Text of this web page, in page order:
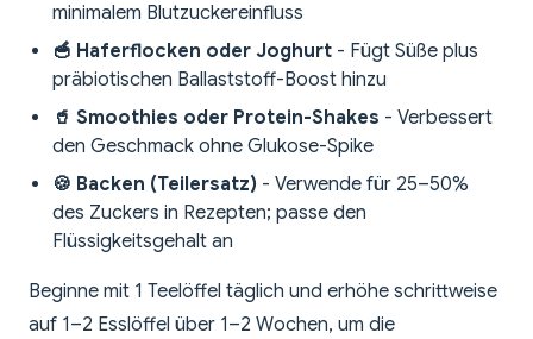
minimalem Blutzuckereinfluss
🥣 Haferflocken oder Joghurt - Fügt Süße plus
präbiotischen Ballaststoff-Boost hinzu
🥤 Smoothies oder Protein-Shakes - Verbessert
den Geschmack ohne Glukose-Spike
🍪 Backen (Teilersatz) - Verwende für 25–50%
des Zuckers in Rezepten; passe den
Flüssigkeitsgehalt an
Beginne mit 1 Teelöffel täglich und erhöhe schrittweise
auf 1–2 Esslöffel über 1–2 Wochen, um die